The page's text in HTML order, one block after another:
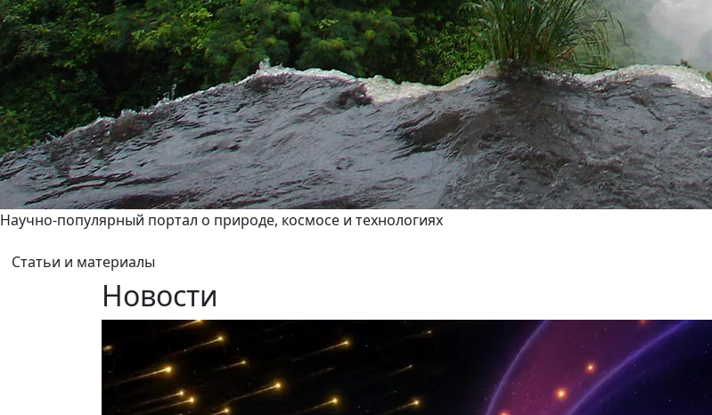
Научно-популярный портал о природе, космосе и технологиях
Статьи и материалы
Новости